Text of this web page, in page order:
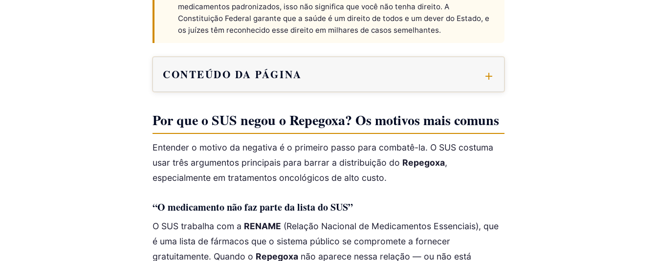
medicamentos padronizados, isso não significa que você não tenha direito. A
Constituição Federal garante que a saúde é um direito de todos e um dever do Estado, e
os juízes têm reconhecido esse direito em milhares de casos semelhantes.
CONTEÚDO DA PÁGINA
Por que o SUS negou o Repegoxa? Os motivos mais comuns
Entender o motivo da negativa é o primeiro passo para combatê-la. O SUS costuma
usar três argumentos principais para barrar a distribuição do Repegoxa,
especialmente em tratamentos oncológicos de alto custo.
“O medicamento não faz parte da lista do SUS”
O SUS trabalha com a RENAME (Relação Nacional de Medicamentos Essenciais), que
é uma lista de fármacos que o sistema público se compromete a fornecer
gratuitamente. Quando o Repegoxa não aparece nessa relação — ou não está